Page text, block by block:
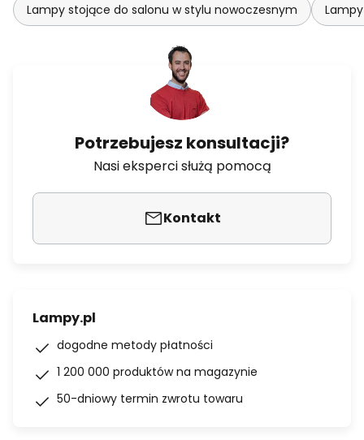
Lampy stojące do salonu w stylu nowoczesnym
Potrzebujesz konsultacji?
Nasi eksperci służą pomocą
Kontakt
Lampy.pl
dogodne metody płatności
1 200 000 produktów na magazynie
50-dniowy termin zwrotu towaru